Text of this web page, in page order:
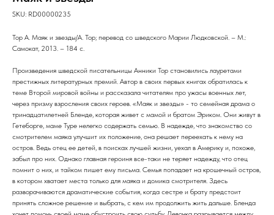
SKU: RD00000235
Тор А. Маяк и звезды/А. Тор; перевод со шведского Марии Людковской. – М.:
Самокат, 2013. – 184 с.
Произведения шведской писательницы Анники Тор становились лауретами
престижных литературных премий. Автор в своих первых книгах обратилась к
теме Второй мировой войны и рассказала читателям про ужасы военных лет,
через призму взросления своих героев. «Маяк и звезды» - то семейная драма о
тринадцатилетней Бленде, которая живет с мамой и братом Эриком. Они живут в
Гетеборге, маме Туре нелегко содержать семью. В надежде, что знакомство со
смотрителем маяка улучшит их положение, она решает переехать к нему на
остров. Ведь отец ее детей, в поисках лучшей жизни, уехал в Америку и, похоже,
забыл про них. Однако главная героиня все-таки не теряет надежду, что отец
помнит о них, и тайком пишет ему письма. Семья попадает на крошечный остров,
в котором хватает места только для маяка и домика смотрителя. Здесь
разворачиваются драматические события, когда сестре и брату предстоит
принять сложное решение и выбрать, с кем им продолжить жить дальше. Бленда